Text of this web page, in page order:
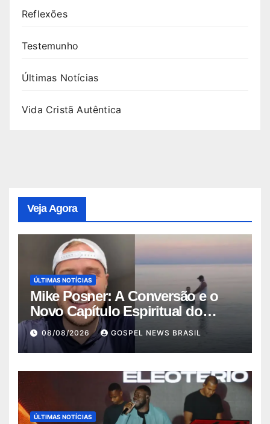
Reflexões
Testemunho
Últimas Notícias
Vida Cristã Autêntica
Veja Agora
ÚLTIMAS NOTÍCIAS
Mike Posner: A Conversão e o
Novo Capítulo Espiritual do
Cantor
08/08/2026 GOSPEL NEWS BRASIL
ÚLTIMAS NOTÍCIAS